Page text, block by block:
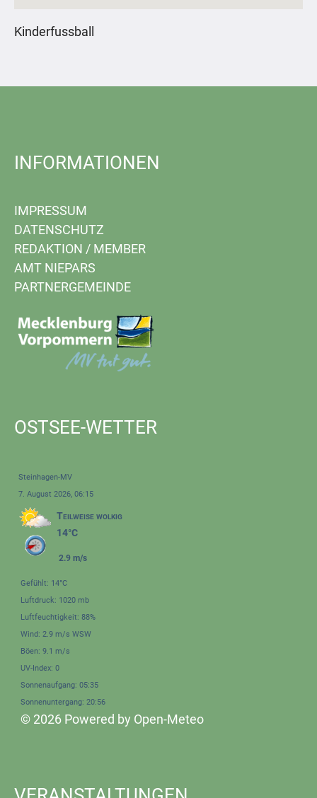
Kinderfussball
INFORMATIONEN
IMPRESSUM
DATENSCHUTZ
REDAKTION / MEMBER
AMT NIEPARS
PARTNERGEMEINDE
OSTSEE-WETTER
Steinhagen-MV
7. August 2026, 06:15
Teilweise wolkig
14°C
2.9 m/s
Gefühlt: 14°C
Luftdruck: 1020 mb
Luftfeuchtigkeit: 88%
Wind: 2.9 m/s WSW
Böen: 9.1 m/s
UV-Index: 0
Sonnenaufgang: 05:35
Sonnenuntergang: 20:56
© 2026 Powered by Open-Meteo